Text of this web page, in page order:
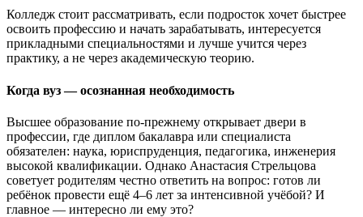
Колледж стоит рассматривать, если подросток хочет быстрее
освоить профессию и начать зарабатывать, интересуется
прикладными специальностями и лучше учится через
практику, а не через академическую теорию.
Когда вуз — осознанная необходимость
Высшее образование по-прежнему открывает двери в
профессии, где диплом бакалавра или специалиста
обязателен: наука, юриспруденция, педагогика, инженерия
высокой квалификации. Однако Анастасия Стрельцова
советует родителям честно ответить на вопрос: готов ли
ребёнок провести ещё 4–6 лет за интенсивной учёбой? И
главное — интересно ли ему это?